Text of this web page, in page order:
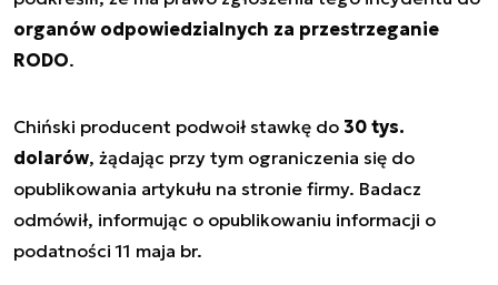
organów odpowiedzialnych za przestrzeganie
RODO.
Chiński producent podwoił stawkę do 30 tys.
dolarów, żądając przy tym ograniczenia się do
opublikowania artykułu na stronie firmy. Badacz
odmówił, informując o opublikowaniu informacji o
podatności 11 maja br.